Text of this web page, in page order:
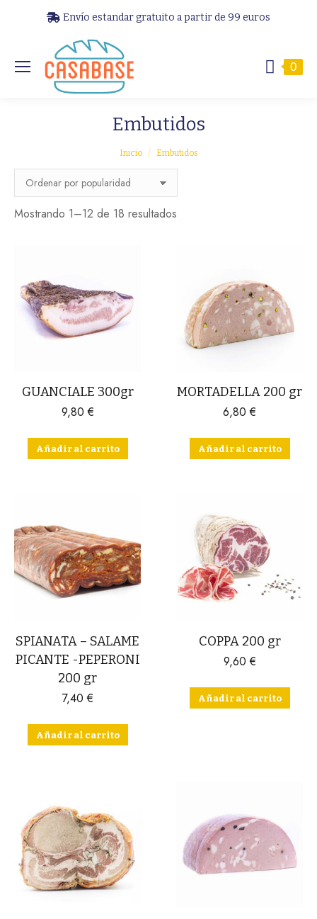
Envío estandar gratuito a partir de 99 euros
0
Embutidos
Estás aquí:
Inicio Embutidos
Mostrando 1–12 de 18 resultados
GUANCIALE 300gr
9,80€
Añadir al carrito
MORTADELLA 200 gr
6,80€
Añadir al carrito
SPIANATA – SALAME
PICANTE -PEPERONI
200 gr
7,40€
Añadir al carrito
COPPA 200 gr
9,60€
Añadir al carrito